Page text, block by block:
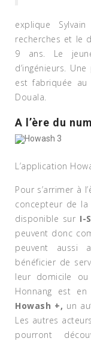
explique
recherches et le
9 ans. Le
d’ingénieurs.
est fabriquée au
Douala.
A l’ère du
L’application
Pour s’arrimer à
concepteur de
disponible sur I-
peuvent donc
peuvent aussi
bénéficier de
leur domicile ou
Honnang est
Howash +, un
Les autres
pourront